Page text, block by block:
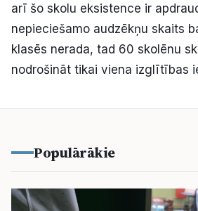
Video
Vieta
Reklāma
arī šo skolu eksistence ir
nepieciešamo audzēkņu skaits
klasēs nerada, tad 60 skolēnu
nodrošināt tikai viena izglītības
Populārākie